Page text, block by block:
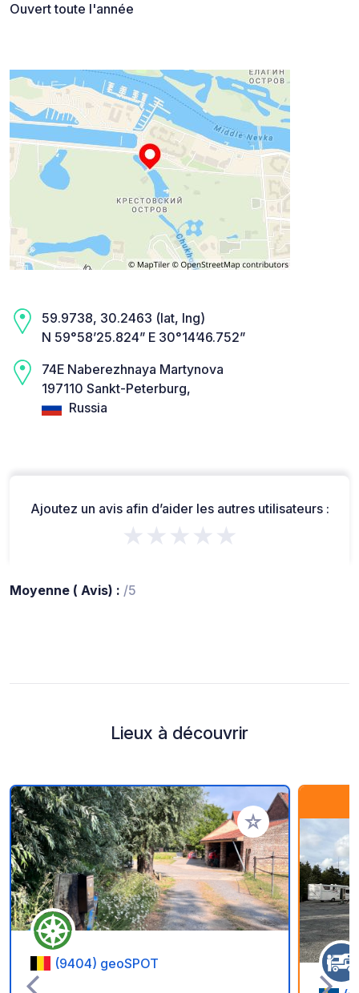
Ouvert toute l'année
59.9738, 30.2463 (lat, lng)
N 59°58’25.824” E 30°14’46.752”
74Е Naberezhnaya Martynova
197110 Sankt-Peterburg,
Russia
Ajoutez un avis afin d’aider les autres utilisateurs :
★★★★★
Moyenne ( Avis) : /5
Lieux à découvrir
Ajouter à vos
(9404) geoSPOT